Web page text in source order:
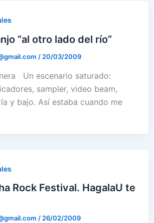
“al otro lado del río”
/ 20/03/2009
Un escenario saturado:
sampler, video beam,
y bajo. Así estaba cuando me
Rock Festival. HagalaU te
/26/02/2009